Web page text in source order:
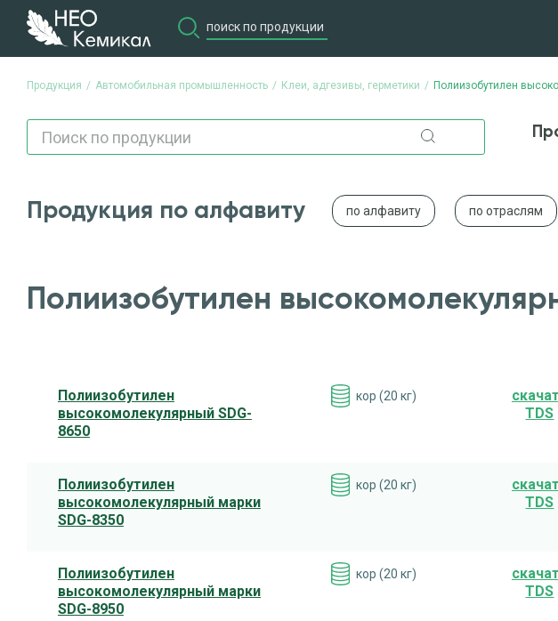
Продукция Автомобильная промышленность Клеи, адгезивы, герметики Полиизобутилен
Продукция по алфавиту по алфавиту по отраслям
Полиизобутилен
Полиизобутилен
высокомолекулярный SDG-
8650
кор (20 кг)
TDS
Полиизобутилен
высокомолекулярный марки
SDG-8350
кор (20 кг)
TDS
Полиизобутилен
высокомолекулярный марки
SDG-8950
кор (20 кг)
TDS